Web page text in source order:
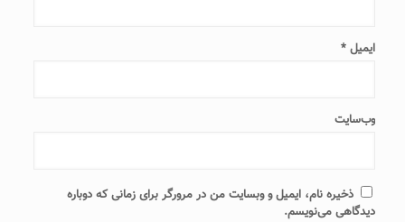
ایمیل *
وب‌سایت
ذخیره نام، ایمیل و وبسایت من در مرورگر برای زمانی که دوباره
دیدگاهی می‌نویسم.